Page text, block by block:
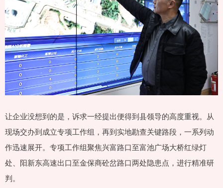
让企业没想到的是，诉求一经提出便得到县领导的高度重视。从
现场交办到成立专项工作组，再到实地勘查关键路段，一系列动
作迅速展开。专项工作组聚焦兴富路口至富池广场大桥红绿灯
处、阳新东高速出口至金保商砼岔路口两处隐患点，进行精准研
判。